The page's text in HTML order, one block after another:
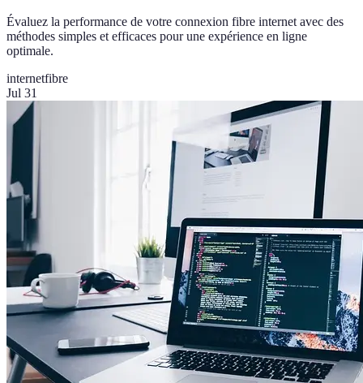
Évaluez la performance de votre connexion fibre internet avec des
méthodes simples et efficaces pour une expérience en ligne
optimale.
internetfibre
Jul 31